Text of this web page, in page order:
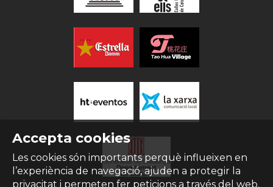
Accepta cookies
Les cookies són importants perquè influeixen en
l’experiència de navegació, ajuden a protegir la
privacitat i permeten fer peticions a través del web.